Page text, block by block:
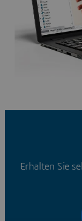
Erhalten Sie